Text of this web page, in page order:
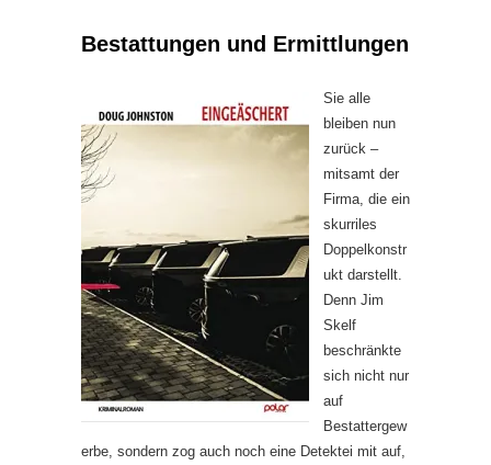
Bestattungen und Ermittlungen
Sie alle
bleiben nun
zurück –
mitsamt der
Firma, die ein
skurriles
Doppelkonstr
ukt darstellt.
Denn Jim
Skelf
beschränkte
sich nicht nur
auf
Bestattergew
erbe, sondern zog auch noch eine Detektei mit auf,